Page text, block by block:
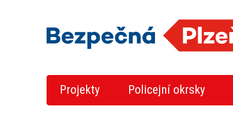
Projekty Policejní okrsky